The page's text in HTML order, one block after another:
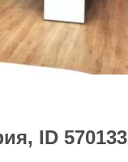
ID 570133